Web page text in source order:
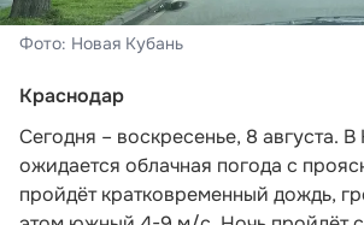
Фото: Новая Кубань
Краснодар
Сегодня – воскресенье, 8 августа.
ожидается облачная погода с
пройдёт кратковременный дождь,